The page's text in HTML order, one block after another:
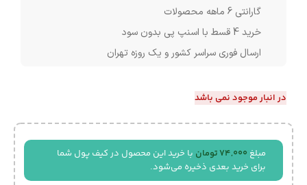
گارانتی 6 ماهه محصولات
خرید 4 قسط با اسنپ پی بدون سود
ارسال فوری سراسر کشور و یک روزه تهران
در انبار موجود نمی باشد
مبلغ 74,000تومان با خرید این محصول در کیف پول شما
برای خرید بعدی ذخیره می‌شود.